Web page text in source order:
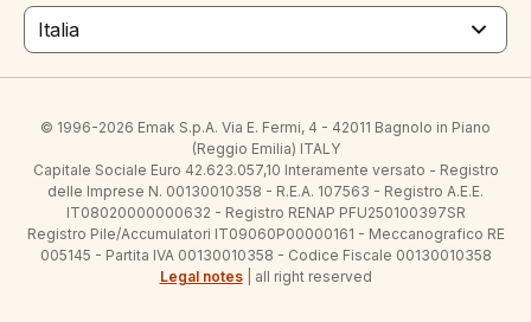
Italia
© 1996-2026 Emak S.p.A. Via E. Fermi, 4 - 42011 Bagnolo in Piano
(Reggio Emilia) ITALY
Capitale Sociale Euro 42.623.057,10 Interamente versato - Registro
delle Imprese N. 00130010358 - R.E.A. 107563 - Registro A.E.E.
IT08020000000632 - Registro RENAP PFU250100397SR
Registro Pile/Accumulatori IT09060P00000161 - Meccanografico RE
005145 - Partita IVA 00130010358 - Codice Fiscale 00130010358
Legal notes| all right reserved